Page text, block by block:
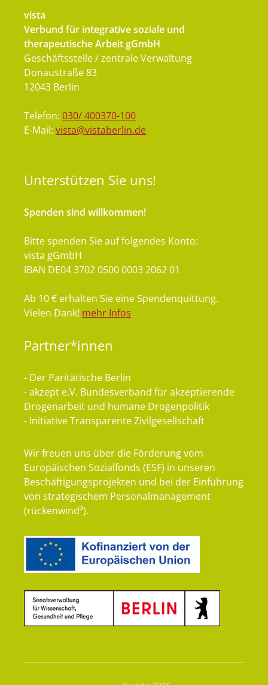
vista
Verbund für integrative soziale und
therapeutische Arbeit gGmbH
Geschäftsstelle / zentrale Verwaltung
Donaustraße 83
12043 Berlin
Telefon: 030/ 400370-100
E-Mail: vista@vistaberlin.de
Unterstützen Sie uns!
Spenden sind willkommen!
Bitte spenden Sie auf folgendes Konto:
vista gGmbH
IBAN DE04 3702 0500 0003 2062 01
Ab 10 € erhalten Sie eine Spendenquittung.
Vielen Dank! mehr Infos
Partner*innen
- Der Paritätische Berlin
- akzept e.V. Bundesverband für akzeptierende
Drogenarbeit und humane Drogenpolitik
- Initiative Transparente Zivilgesellschaft
Wir freuen uns über die Förderung vom
Europäischen Sozialfonds (ESF) in unseren
Beschäftigungsprojekten und bei der Einführung
von strategischem Personalmanagement
(rückenwind³).